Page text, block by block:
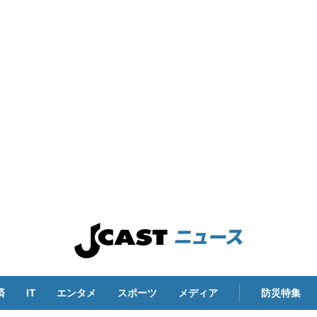
IT エンタメ スポーツ メディア 防災特集